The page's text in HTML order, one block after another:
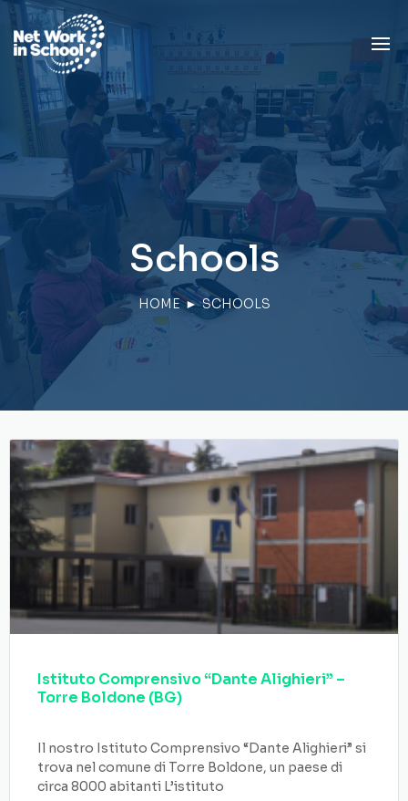
Schools
HOME ► SCHOOLS
Istituto Comprensivo “Dante Alighieri” –
Torre Boldone (BG)
Il nostro Istituto Comprensivo “Dante Alighieri” si
trova nel comune di Torre Boldone, un paese di
circa 8000 abitanti L’istituto